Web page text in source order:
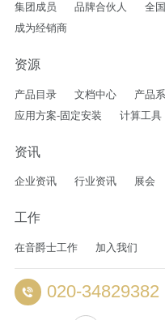
集团成员 品牌合伙人 全
成为经销商
资源
产品目录 文档中心 产品
应用方案-固定安装
计算工具
资讯
企业资讯 行业资讯 展会
工作
在音爵士工作 加入我们
020-34829382